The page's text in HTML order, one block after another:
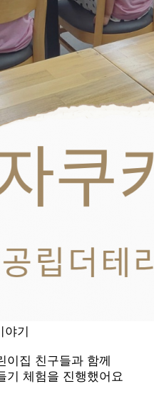
야기
이집 친구들과 함께
기 체험을 진행했어요